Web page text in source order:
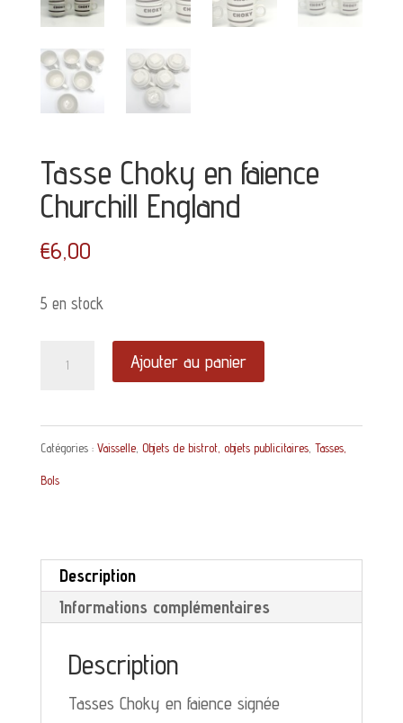
Tasse Choky en faience
Churchill England
€6,00
5 en stock
quantité
Tasse
Choky
en
England
Ajouter au panier
Catégories : Vaisselle, Objets de bistrot, objets publicitaires, Tasses,
Bols
Description
Informations complémentaires
Description
Tasses Choky en faience signée